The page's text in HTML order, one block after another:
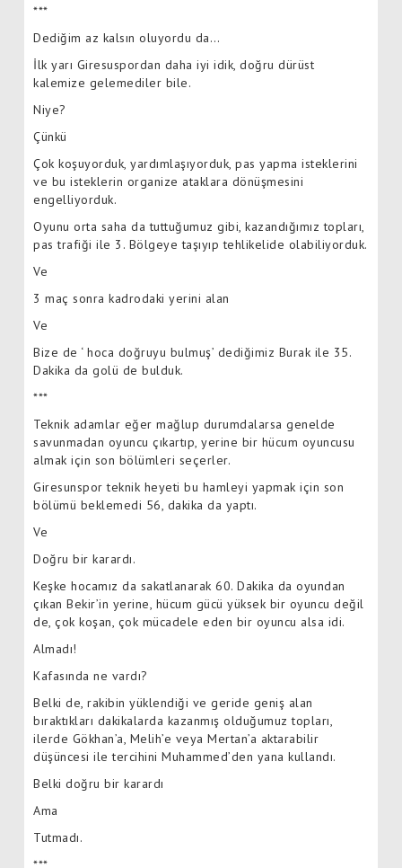
***
Dediğim az kalsın oluyordu da…
İlk yarı Giresuspordan daha iyi idik, doğru dürüst
kalemize gelemediler bile.
Niye?
Çünkü
Çok koşuyorduk, yardımlaşıyorduk, pas yapma isteklerini
ve bu isteklerin organize ataklara dönüşmesini
engelliyorduk.
Oyunu orta saha da tuttuğumuz gibi, kazandığımız topları,
pas trafiği ile 3. Bölgeye taşıyıp tehlikelide olabiliyorduk.
Ve
3 maç sonra kadrodaki yerini alan
Ve
Bize de ‘ hoca doğruyu bulmuş’ dediğimiz Burak ile 35.
Dakika da golü de bulduk.
***
Teknik adamlar eğer mağlup durumdalarsa genelde
savunmadan oyuncu çıkartıp, yerine bir hücum oyuncusu
almak için son bölümleri seçerler.
Giresunspor teknik heyeti bu hamleyi yapmak için son
bölümü beklemedi 56, dakika da yaptı.
Ve
Doğru bir karardı.
Keşke hocamız da sakatlanarak 60. Dakika da oyundan
çıkan Bekir’in yerine, hücum gücü yüksek bir oyuncu değil
de, çok koşan, çok mücadele eden bir oyuncu alsa idi.
Almadı!
Kafasında ne vardı?
Belki de, rakibin yüklendiği ve geride geniş alan
bıraktıkları dakikalarda kazanmış olduğumuz topları,
ilerde Gökhan’a, Melih’e veya Mertan’a aktarabilir
düşüncesi ile tercihini Muhammed’den yana kullandı.
Belki doğru bir karardı
Ama
Tutmadı.
***